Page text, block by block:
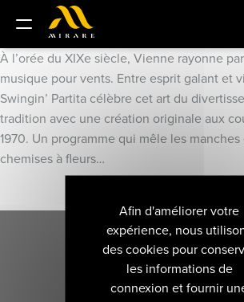
À l’orée du XIXesiècle, Vienne rayonne
musique pour vents. Entre esprit galant et
Swingin’ Partita célèbre cet art du
tradition avec une création originale aux
1970. Un programme qui mêle les
chemises à fleurs…
Afin d'améliorer votre
expérience, nous
des cookies pour
les informations de
connexion et fournir